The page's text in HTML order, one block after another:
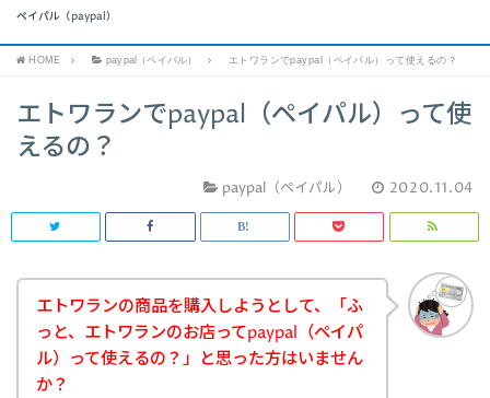
ペイパル（paypal）
HOME paypal（ペイパル） エトワランでpaypal（ペイパル）って使えるの？
エトワランでpaypal（ペイパル）って使
えるの？
paypal（ペイパル） 2020.11.04
エトワランの商品を購入しようとして、「ふ
っと、エトワランのお店ってpaypal（ペイパ
ル）って使えるの？」と思った方はいません
か？